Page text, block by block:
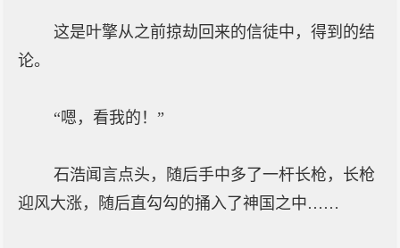
这是叶擎从之前掠劫回来的信徒中，得到的结
论。
“嗯，看我的！”
石浩闻言点头，随后手中多了一杆长枪，长枪
迎风大涨，随后直勾勾的捅入了神国之中……